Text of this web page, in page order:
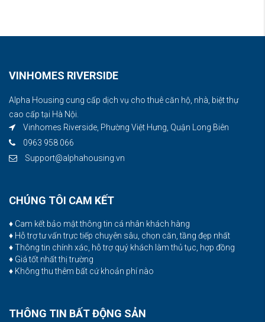
VINHOMES RIVERSIDE
Alpha Housing cung cấp dịch vụ cho thuê căn hộ, nhà, biệt thự
cao cấp tại Hà Nội.
Vinhomes Riverside, Phường Việt Hưng, Quận Long Biên
0963 958 066
Support@alphahousing.vn
CHÚNG TÔI CAM KẾT
♦ Cam kết bảo mật thông tin cá nhân khách hàng
♦ Hỗ trợ tư vấn trực tiếp chuyên sâu, chọn căn, tầng đẹp nhất
♦ Thông tin chính xác, hỗ trợ quý khách làm thủ tục, hợp đồng
♦ Giá tốt nhất thị trường
♦ Không thu thêm bất cứ khoản phí nào
THÔNG TIN BẤT ĐỘNG SẢN